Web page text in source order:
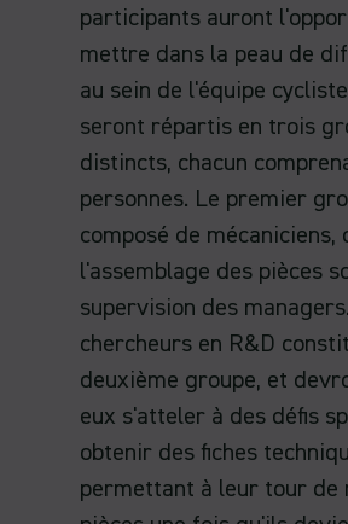
participants auront
mettre dans la peau de
au sein de l'équipe
seront répartis en trois
distincts, chacun
personnes. Le premier
composé de mécaniciens,
l'assemblage des pièces
supervision des
chercheurs en R&D
deuxième groupe, et
eux s'atteler à des défis
obtenir des fiches
permettant à leur tour de